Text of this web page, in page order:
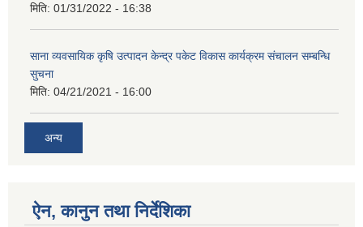
मिति: 01/31/2022 - 16:38
साना व्यवसायिक कृषि उत्पादन केन्द्र पकेट विकास कार्यक्रम संचालन सम्बन्धि
सुचना
मिति: 04/21/2021 - 16:00
अन्य
ऐन, कानुन तथा निर्देशिका